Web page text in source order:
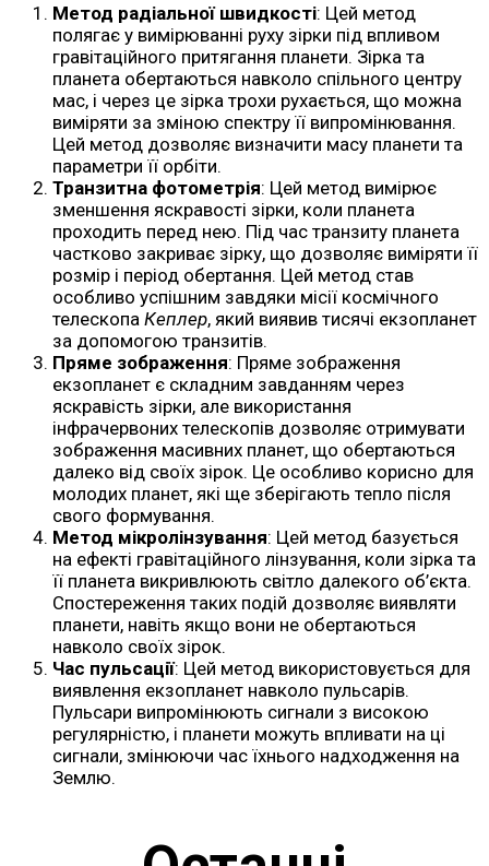
Метод радіальної швидкості: Цей метод
полягає у вимірюванні руху зірки під впливом
гравітаційного притягання планети. Зірка та
планета обертаються навколо спільного центру
мас, і через це зірка трохи рухається, що можна
виміряти за зміною спектру її випромінювання.
Цей метод дозволяє визначити масу планети та
параметри її орбіти.
Транзитна фотометрія: Цей метод вимірює
зменшення яскравості зірки, коли планета
проходить перед нею. Під час транзиту планета
частково закриває зірку, що дозволяє виміряти її
розмір і період обертання. Цей метод став
особливо успішним завдяки місії космічного
телескопа Кеплер, який виявив тисячі екзопланет
за допомогою транзитів.
Пряме зображення: Пряме зображення
екзопланет є складним завданням через
яскравість зірки, але використання
інфрачервоних телескопів дозволяє отримувати
зображення масивних планет, що обертаються
далеко від своїх зірок. Це особливо корисно для
молодих планет, які ще зберігають тепло після
свого формування.
Метод мікролінзування: Цей метод базується
на ефекті гравітаційного лінзування, коли зірка та
її планета викривлюють світло далекого об’єкта.
Спостереження таких подій дозволяє виявляти
планети, навіть якщо вони не обертаються
навколо своїх зірок.
Час пульсації: Цей метод використовується для
виявлення екзопланет навколо пульсарів.
Пульсари випромінюють сигнали з високою
регулярністю, і планети можуть впливати на ці
сигнали, змінюючи час їхнього надходження на
Землю.